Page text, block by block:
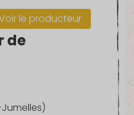
le producteur
de
Jumelles)